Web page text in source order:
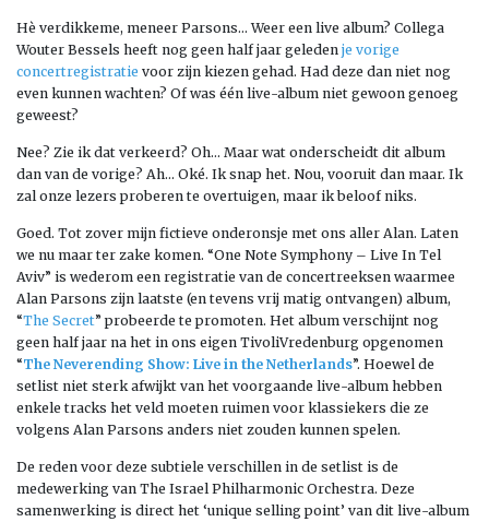
Hè verdikkeme, meneer Parsons… Weer een live album? Collega
Wouter Bessels heeft nog geen half jaar geleden je vorige
concertregistratie voor zijn kiezen gehad. Had deze dan niet nog
even kunnen wachten? Of was één live-album niet gewoon genoeg
geweest?
Nee? Zie ik dat verkeerd? Oh… Maar wat onderscheidt dit album
dan van de vorige? Ah… Oké. Ik snap het. Nou, vooruit dan maar. Ik
zal onze lezers proberen te overtuigen, maar ik beloof niks.
Goed. Tot zover mijn fictieve onderonsje met ons aller Alan. Laten
we nu maar ter zake komen. “One Note Symphony – Live In Tel
Aviv” is wederom een registratie van de concertreeksen waarmee
Alan Parsons zijn laatste (en tevens vrij matig ontvangen) album,
“The Secret” probeerde te promoten. Het album verschijnt nog
geen half jaar na het in ons eigen TivoliVredenburg opgenomen
“The Neverending Show: Live in the Netherlands”. Hoewel de
setlist niet sterk afwijkt van het voorgaande live-album hebben
enkele tracks het veld moeten ruimen voor klassiekers die ze
volgens Alan Parsons anders niet zouden kunnen spelen.
De reden voor deze subtiele verschillen in de setlist is de
medewerking van The Israel Philharmonic Orchestra. Deze
samenwerking is direct het ‘unique selling point’ van dit live-album